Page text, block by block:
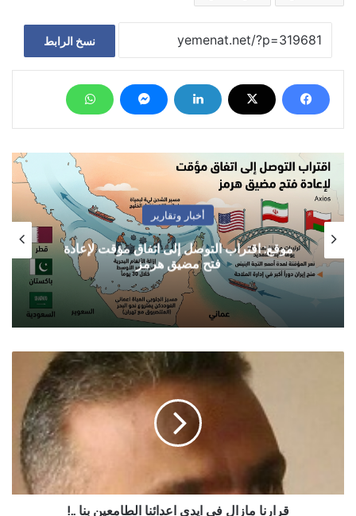
نسخ الرابط
أخبار وتقارير
موقع: اقتراب التوصل إلى اتفاق مؤقت لإعادة
فتح مضيق هرمز
قرارنا مازال في ايدي اعدائنا الطامعين بنا ..!